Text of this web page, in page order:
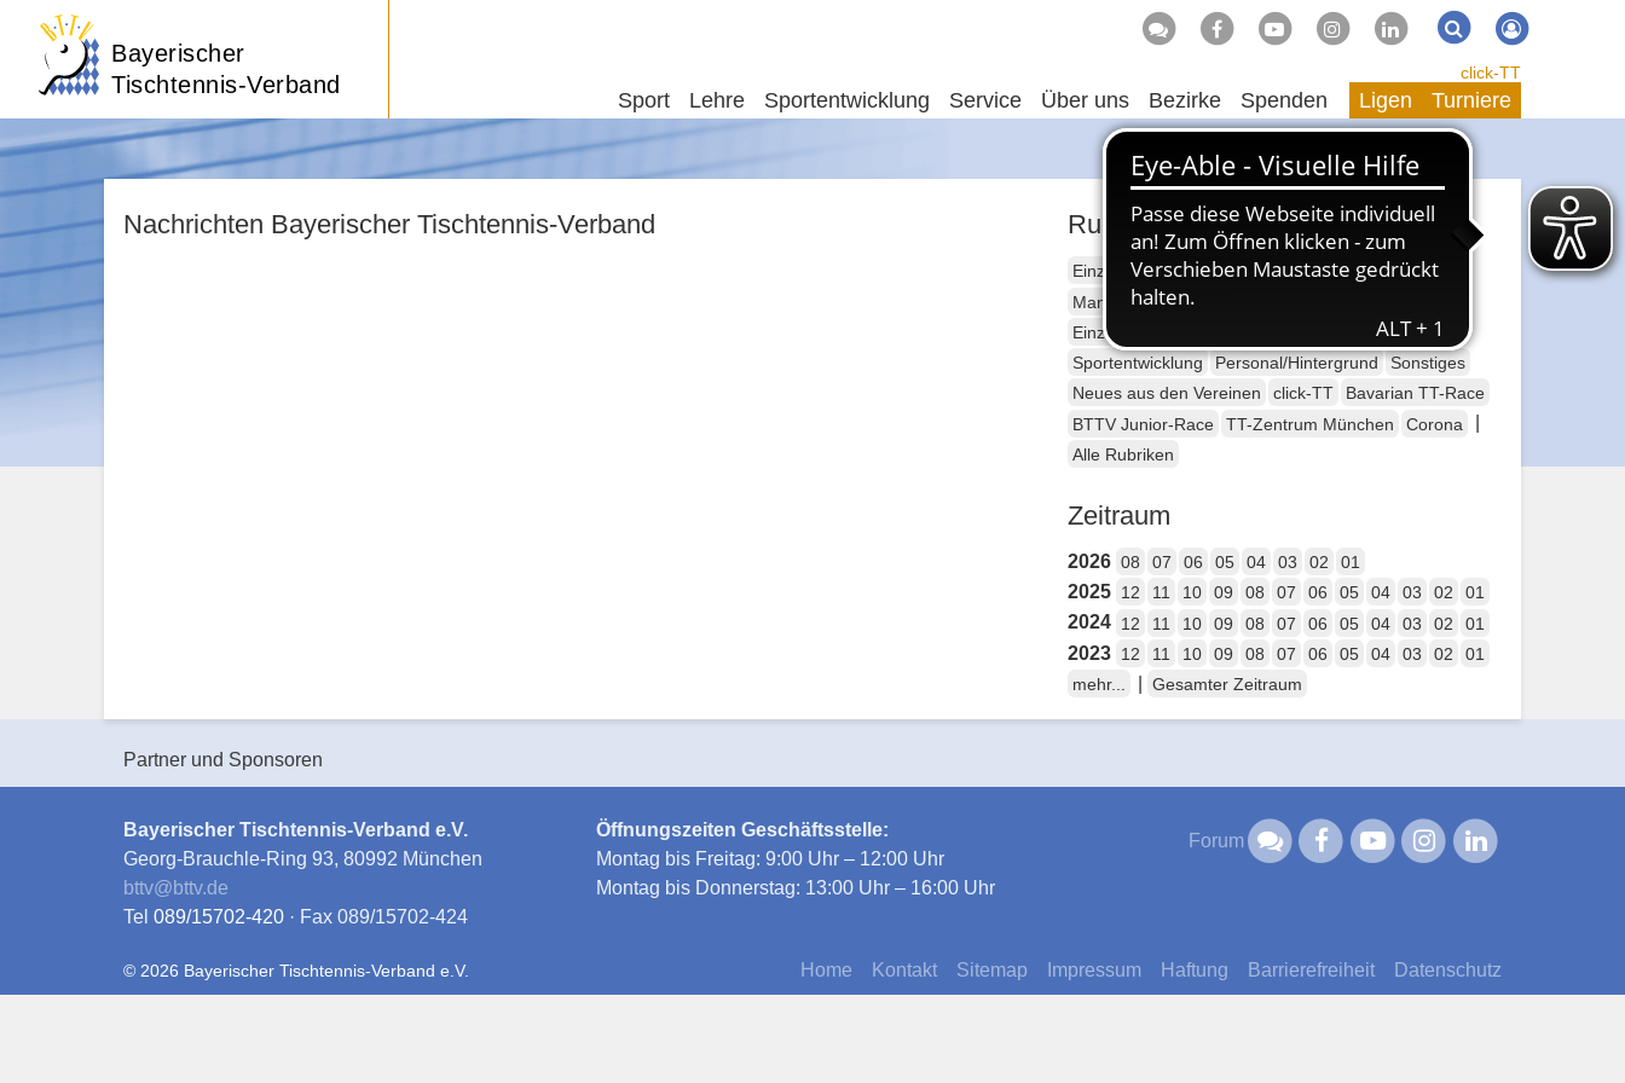
Bayerischer
Tischtennis-Verband
Suche Suchen
Sport Lehre Sportentwicklung Service Über uns Bezirke Spenden
click-TT
Ligen Turniere
Nachrichten Bayerischer Tischtennis-Verband Rubriken
Einzelsport Erwachsene
Mannschaftssport Erwachsene
Einzelsport Jugend
Mannschaftssport Jugend
Sportentwicklung
Personal/Hintergrund
Sonstiges
Neues aus den Vereinen
click-TT
Bavarian TT-Race
BTTV Junior-Race
TT-Zentrum München Corona
Alle Rubriken
Zeitraum
2026 08 07 06 05 04 03 02 01
2025 12 11 10 09 08 07 06 05 04 03 02 01
2024 12 11 10 09 08 07 06 05 04 03 02 01
2023 12 11 10 09 08 07 06 05 04 03 02
01
mehr...
Gesamter Zeitraum
Partner und Sponsoren
Bayerischer Tischtennis-Verband e.V.
Georg-Brauchle-Ring 93, 80992 München
bttv@bttv.de
Tel 089/15702-420 · Fax 089/15702-424
Öffnungszeiten Geschäftsstelle:
Montag bis Freitag: 9:00 Uhr – 12:00 Uhr
Montag bis Donnerstag: 13:00 Uhr – 16:00 Uhr
Forum
Home Kontakt Sitemap Impressum Haftung Barrierefreiheit Datenschutz
© 2026 Bayerischer Tischtennis-Verband e.V.